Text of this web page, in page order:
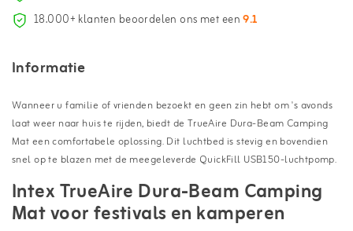
18.000+ klanten beoordelen ons met een9.1
Informatie
Wanneer u familie of vrienden bezoekt en geen zin hebt om 's avonds
laat weer naar huis te rijden, biedt de TrueAire Dura-Beam Camping
Mat een comfortabele oplossing. Dit luchtbed is stevig en bovendien
snel op te blazen met de meegeleverde QuickFill USB150-luchtpomp.
Intex TrueAire Dura-Beam Camping
Mat voor festivals en kamperen